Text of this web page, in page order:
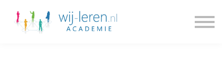
Kennisdossiers
Series